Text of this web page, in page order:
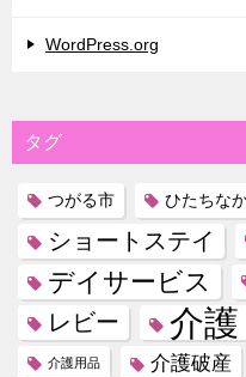
WordPress.org
タグ
つがる市 ひたちな
ショートステイ
デイサービス
レビー 介護
介護用品 介護破産